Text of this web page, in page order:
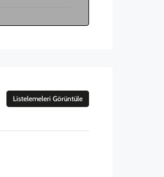
Listelemeleri Görüntüle